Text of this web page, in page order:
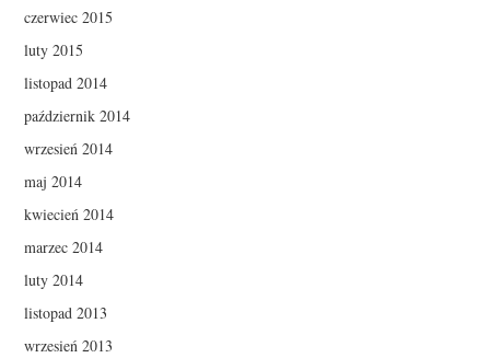
czerwiec 2015
luty 2015
listopad 2014
październik 2014
wrzesień 2014
maj 2014
kwiecień 2014
marzec 2014
luty 2014
listopad 2013
wrzesień 2013